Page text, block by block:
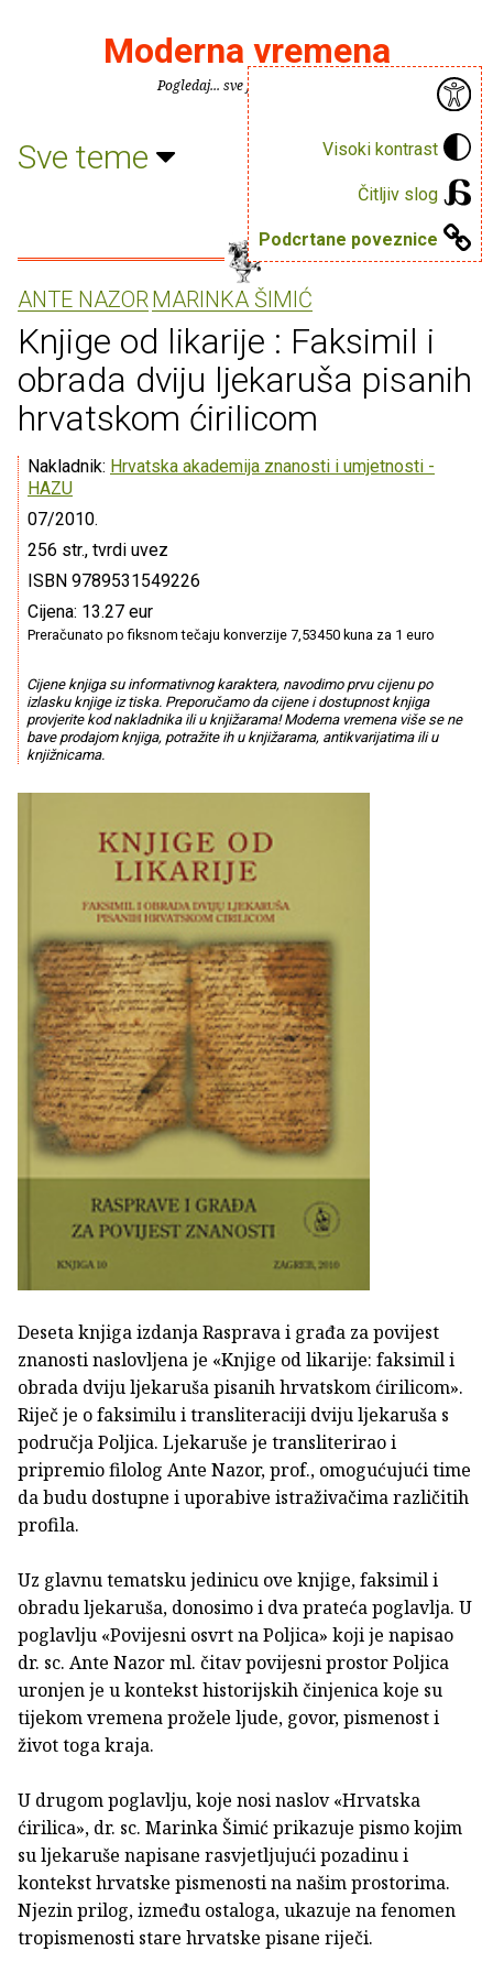
Visoki kontrast
Čitljiv slog
Podcrtane poveznice
Moderna vremena
Pogledaj... sve je puno knjiga.
Sve teme
ANTE NAZORMARINKA ŠIMIĆ
Knjige od likarije : Faksimil i
obrada dviju ljekaruša pisanih
hrvatskom ćirilicom
Nakladnik: Hrvatska akademija znanosti i umjetnosti -
HAZU
07/2010.
256 str., tvrdi uvez
ISBN 9789531549226
Cijena: 13.27 eur
Preračunato po fiksnom tečaju konverzije 7,53450 kuna za 1 euro
Cijene knjiga su informativnog karaktera, navodimo prvu cijenu po
izlasku knjige iz tiska. Preporučamo da cijene i dostupnost knjiga
provjerite kod nakladnika ili u knjižarama! Moderna vremena više se ne
bave prodajom knjiga, potražite ih u knjižarama, antikvarijatima ili u
knjižnicama.
Deseta knjiga izdanja Rasprava i građa za povijest
znanosti naslovljena je «Knjige od likarije: faksimil i
obrada dviju ljekaruša pisanih hrvatskom ćirilicom».
Riječ je o faksimilu i transliteraciji dviju ljekaruša s
područja Poljica. Ljekaruše je transliterirao i
pripremio filolog Ante Nazor, prof., omogućujući time
da budu dostupne i uporabive istraživačima različitih
profila.
Uz glavnu tematsku jedinicu ove knjige, faksimil i
obradu ljekaruša, donosimo i dva prateća poglavlja. U
poglavlju «Povijesni osvrt na Poljica» koji je napisao
dr. sc. Ante Nazor ml. čitav povijesni prostor Poljica
uronjen je u kontekst historijskih činjenica koje su
tijekom vremena prožele ljude, govor, pismenost i
život toga kraja.
U drugom poglavlju, koje nosi naslov «Hrvatska
ćirilica», dr. sc. Marinka Šimić prikazuje pismo kojim
su ljekaruše napisane rasvjetljujući pozadinu i
kontekst hrvatske pismenosti na našim prostorima.
Njezin prilog, između ostaloga, ukazuje na fenomen
tropismenosti stare hrvatske pisane riječi.